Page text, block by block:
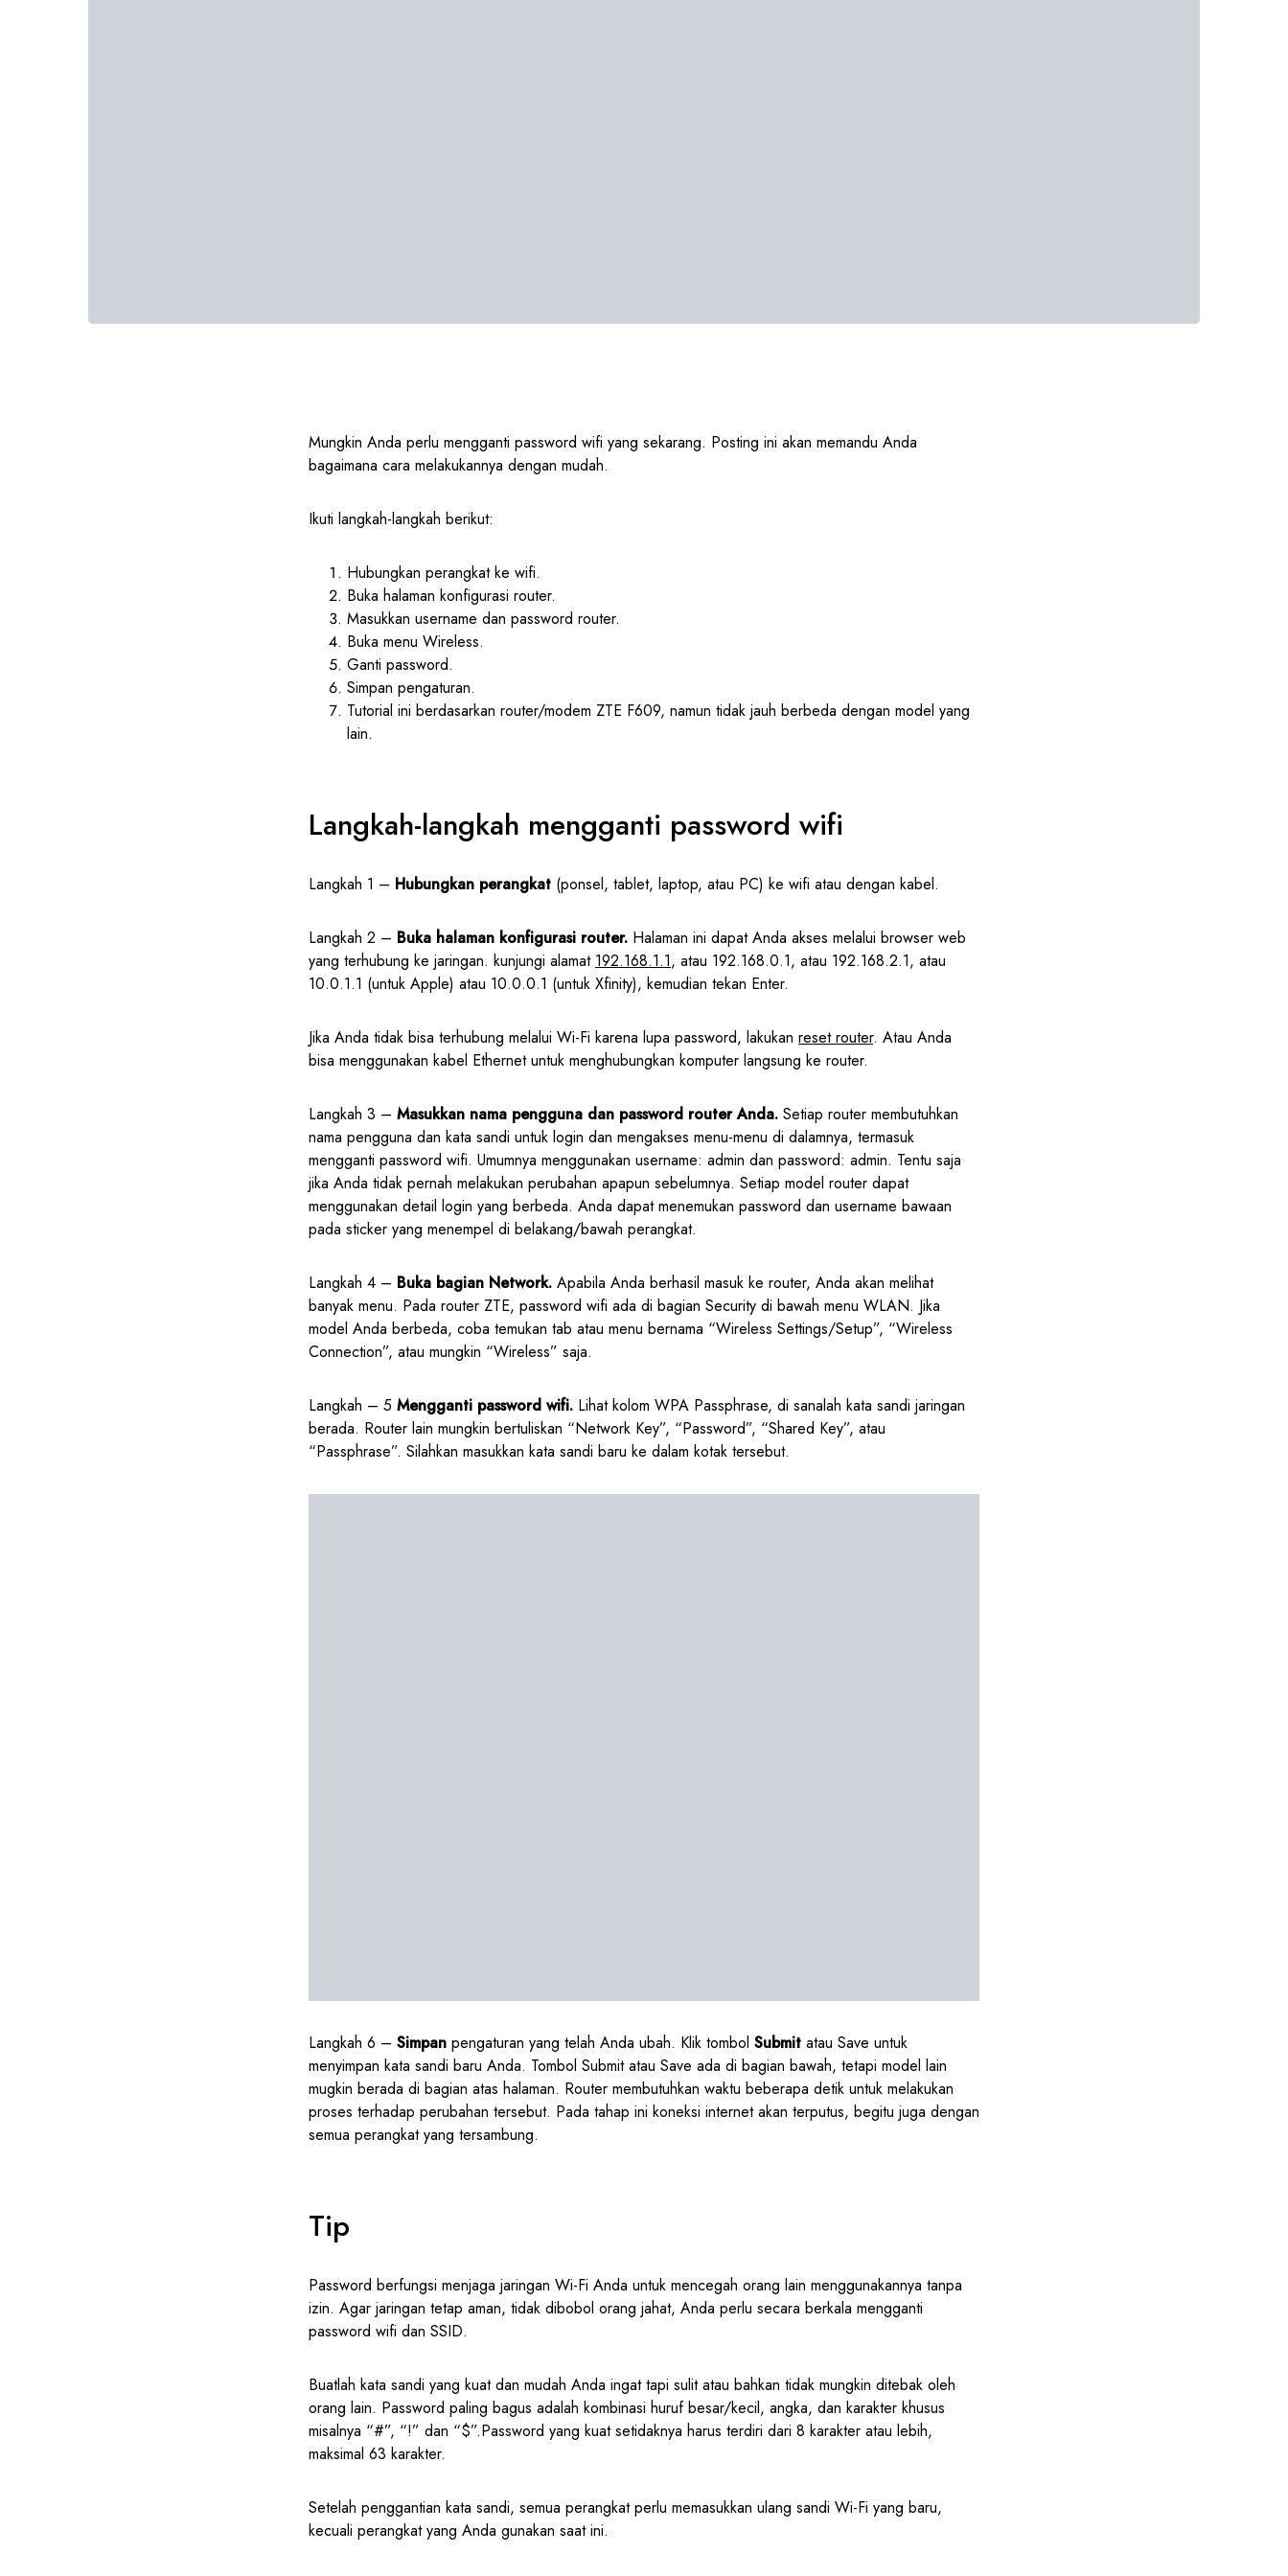
Mungkin Anda perlu mengganti password wifi yang sekarang. Posting ini akan memandu Anda
bagaimana cara melakukannya dengan mudah.
Ikuti langkah-langkah berikut:
Hubungkan perangkat ke wifi.
Buka halaman konfigurasi router.
Masukkan username dan password router.
Buka menu Wireless.
Ganti password.
Simpan pengaturan.
Tutorial ini berdasarkan router/modem ZTE F609, namun tidak jauh berbeda dengan model yang
lain.
Langkah-langkah mengganti password wifi
Langkah 1 – Hubungkan perangkat (ponsel, tablet, laptop, atau PC) ke wifi atau dengan kabel.
Langkah 2 – Buka halaman konfigurasi router. Halaman ini dapat Anda akses melalui browser web
yang terhubung ke jaringan. kunjungi alamat 192.168.1.1, atau 192.168.0.1, atau 192.168.2.1, atau
10.0.1.1 (untuk Apple) atau 10.0.0.1 (untuk Xfinity), kemudian tekan Enter.
Jika Anda tidak bisa terhubung melalui Wi-Fi karena lupa password, lakukan reset router. Atau Anda
bisa menggunakan kabel Ethernet untuk menghubungkan komputer langsung ke router.
Langkah 3 – Masukkan nama pengguna dan password router Anda. Setiap router membutuhkan
nama pengguna dan kata sandi untuk login dan mengakses menu-menu di dalamnya, termasuk
mengganti password wifi. Umumnya menggunakan username: admin dan password: admin. Tentu saja
jika Anda tidak pernah melakukan perubahan apapun sebelumnya. Setiap model router dapat
menggunakan detail login yang berbeda. Anda dapat menemukan password dan username bawaan
pada sticker yang menempel di belakang/bawah perangkat.
Langkah 4 – Buka bagian Network. Apabila Anda berhasil masuk ke router, Anda akan melihat
banyak menu. Pada router ZTE, password wifi ada di bagian Security di bawah menu WLAN. Jika
model Anda berbeda, coba temukan tab atau menu bernama “Wireless Settings/Setup”, “Wireless
Connection”, atau mungkin “Wireless” saja.
Langkah – 5 Mengganti password wifi. Lihat kolom WPA Passphrase, di sanalah kata sandi jaringan
berada. Router lain mungkin bertuliskan “Network Key”, “Password”, “Shared Key”, atau
“Passphrase”. Silahkan masukkan kata sandi baru ke dalam kotak tersebut.
Langkah 6 – Simpan pengaturan yang telah Anda ubah. Klik tombol Submit atau Save untuk
menyimpan kata sandi baru Anda. Tombol Submit atau Save ada di bagian bawah, tetapi model lain
mugkin berada di bagian atas halaman. Router membutuhkan waktu beberapa detik untuk melakukan
proses terhadap perubahan tersebut. Pada tahap ini koneksi internet akan terputus, begitu juga dengan
semua perangkat yang tersambung.
Tip
Password berfungsi menjaga jaringan Wi-Fi Anda untuk mencegah orang lain menggunakannya tanpa
izin. Agar jaringan tetap aman, tidak dibobol orang jahat, Anda perlu secara berkala mengganti
password wifi dan SSID.
Buatlah kata sandi yang kuat dan mudah Anda ingat tapi sulit atau bahkan tidak mungkin ditebak oleh
orang lain. Password paling bagus adalah kombinasi huruf besar/kecil, angka, dan karakter khusus
misalnya “#”, “!” dan “$”.Password yang kuat setidaknya harus terdiri dari 8 karakter atau lebih,
maksimal 63 karakter.
Setelah penggantian kata sandi, semua perangkat perlu memasukkan ulang sandi Wi-Fi yang baru,
kecuali perangkat yang Anda gunakan saat ini.